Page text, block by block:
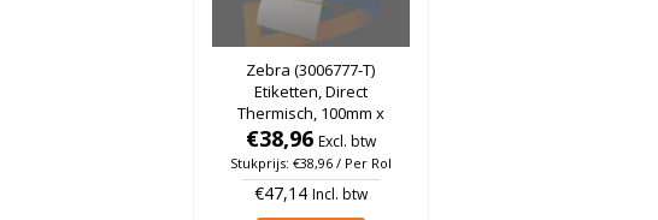
Zebra (3006777-T)
Etiketten, Direct
Thermisch, 100mm x
50mm, Permanent, Kern
76mm, rol à 3.000 stuks
€38,96 Excl. btw
Stukprijs: €38,96 / Per Rol
€47,14 Incl. btw